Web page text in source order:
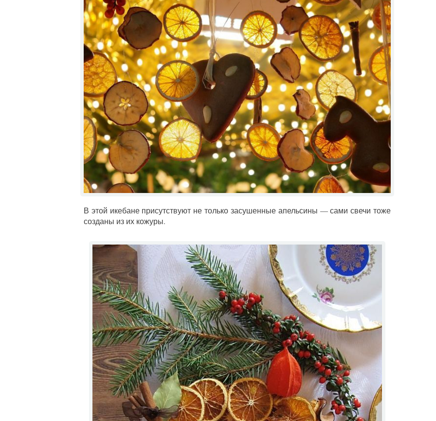
В этой икебане присутствуют не только засушенные апельсины — сами свечи тоже
созданы из их кожуры.